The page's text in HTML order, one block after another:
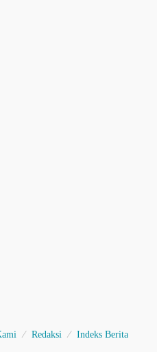
Redaksi Indeks Berita